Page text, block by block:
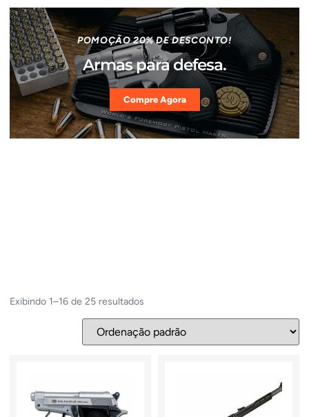
POMOÇÃO 20% DE DESCONTO!
Armas para defesa.
Compre Agora
Exibindo 1–16 de 25 resultados